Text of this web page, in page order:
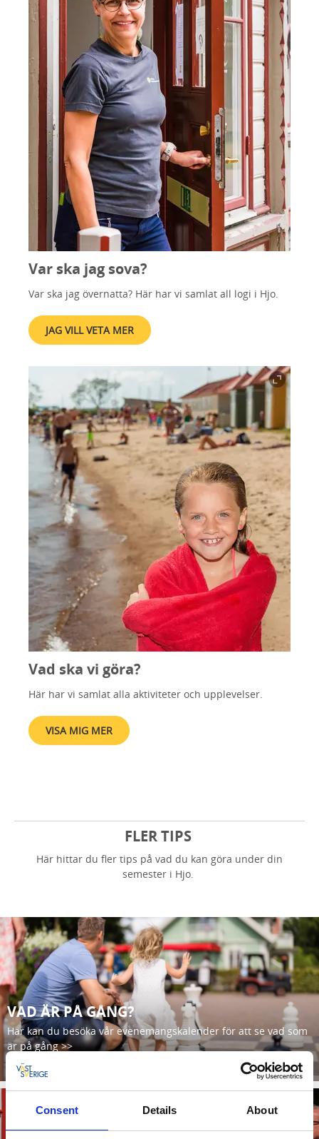
Consent Details About
Var ska jag sova?
Var ska jag övernatta? Här har vi samlat all logi i Hjo.
JAG VILL VETA MER
Vad ska vi göra?
Här har vi samlat alla aktiviteter och upplevelser.
VISA MIG MER
FLER TIPS
Här hittar du fler tips på vad du kan göra under din
semester i Hjo.
VAD ÄR PÅ GÅNG?
Här kan du besöka vår evenemangskalender för att se vad som
är på gång >>
Läs mer